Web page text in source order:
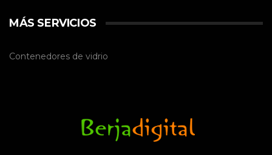
MÁS SERVICIOS
Contenedores de vidrio